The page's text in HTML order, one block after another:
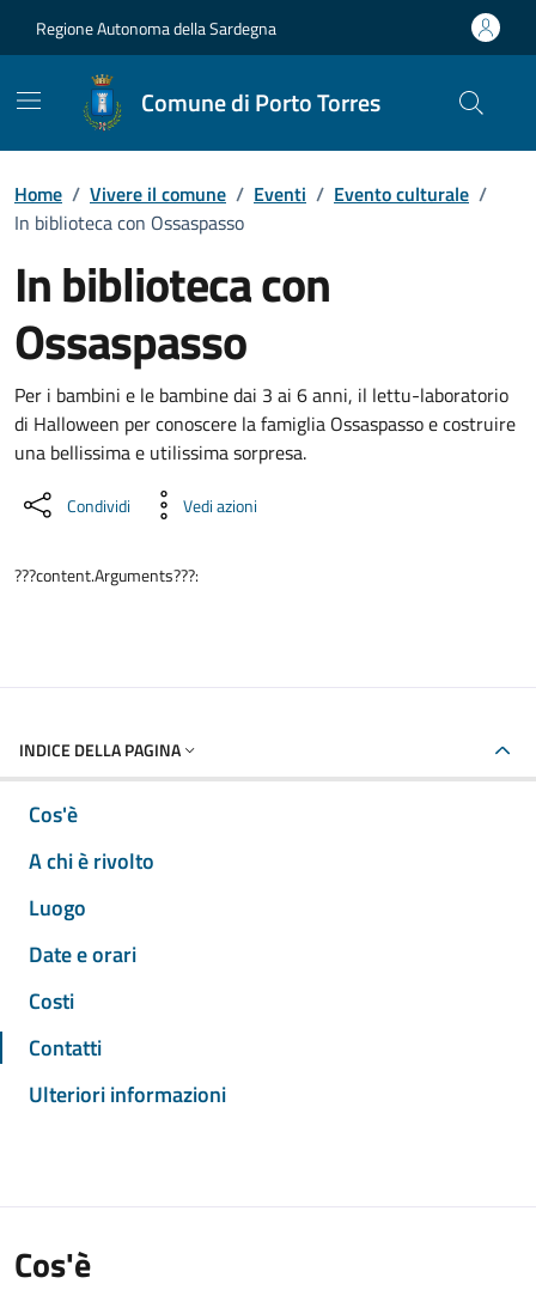
Regione Autonoma della Sardegna
Comune di Porto Torres
Home / Vivere il comune / Eventi / Evento culturale /
In biblioteca con Ossaspasso
In biblioteca con
Ossaspasso
Dettaglio dell'evento
Per i bambini e le bambine dai 3 ai 6 anni, il lettu-laboratorio
di Halloween per conoscere la famiglia Ossaspasso e costruire
una bellissima e utilissima sorpresa.
Condividi Vedi azioni
???content.Arguments???:
INDICE DELLA PAGINA
Cos'è
A chi è rivolto
Luogo
Date e orari
Costi
Contatti
Ulteriori informazioni
Cos'è